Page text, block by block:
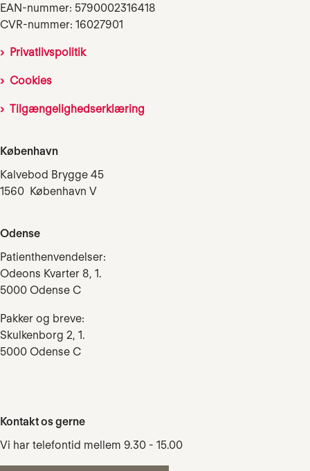
EAN-nummer: 5790002316418
CVR-nummer: 16027901
Privatlivspolitik
Cookies
Tilgængelighedserklæring
København
Kalvebod Brygge 45
1560 København V
Odense
Patienthenvendelser:
Odeons Kvarter 8, 1.
5000 Odense C
Pakker og breve:
Skulkenborg 2, 1.
5000 Odense C
Kontakt os gerne
Vi har telefontid mellem 9.30 - 15.00